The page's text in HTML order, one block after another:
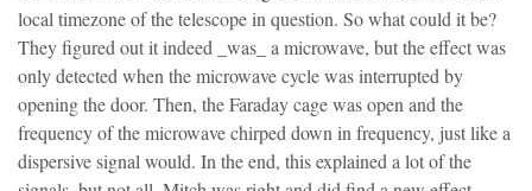
local timezone of the telescope in question. So what could it be?
They figured out it indeed _was_ a microwave, but the effect was
only detected when the microwave cycle was interrupted by
opening the door. Then, the Faraday cage was open and the
frequency of the microwave chirped down in frequency, just like a
dispersive signal would. In the end, this explained a lot of the